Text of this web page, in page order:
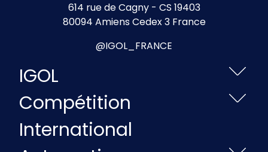
614 rue de Cagny - CS 19403
80094 Amiens Cedex 3 France
@IGOL_FRANCE
IGOL
Compétition
International